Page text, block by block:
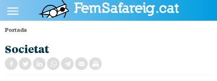
CULTURA
Portada
Societat